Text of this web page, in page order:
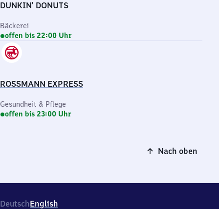
DUNKIN' DONUTS
Bäckerei
offen bis 22:00 Uhr
ROSSMANN EXPRESS
Gesundheit & Pflege
offen bis 23:00 Uhr
Nach oben
DeutschEnglish